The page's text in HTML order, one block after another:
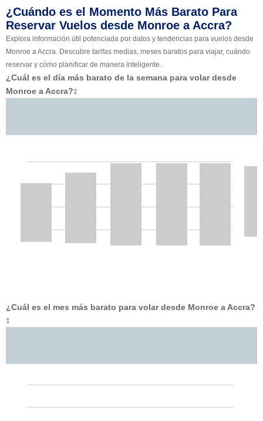
¿Cuándo es el Momento Más Barato Para
Reservar Vuelos desde Monroe a Accra?
Explora información útil potenciada por datos y tendencias para vuelos desde
Monroe a Accra. Descubre tarifas medias, meses baratos para viajar, cuándo
reservar y cómo planificar de manera inteligente.
¿Cuál es el día más barato de la semana para volar desde
Monroe a Accra?‡
¿Cuál es el mes más barato para volar desde Monroe a Accra?
‡